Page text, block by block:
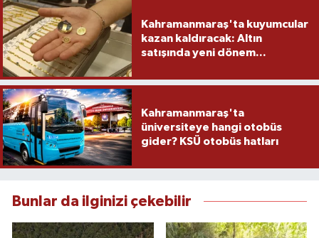
Kahramanmaraş'ta kuyumcular
kazan kaldıracak: Altın
satışında yeni dönem...
Kahramanmaraş'ta
üniversiteye hangi otobüs
gider? KSÜ otobüs hatları
Bunlar da ilginizi çekebilir